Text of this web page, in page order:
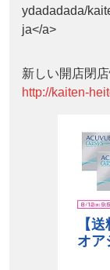
ydadadada/
ja</a>
新しい開店閉
http://kaiten-